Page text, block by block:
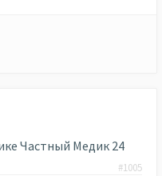
Частный Медик 24
#1005